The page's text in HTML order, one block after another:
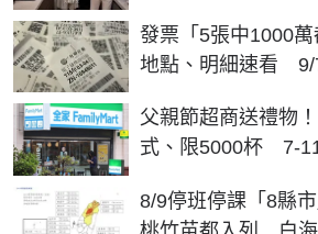
發票「5張中1000
地點、明細速看 9/
父親節超商送禮物
式、限5000杯 7-
8/9停班停課「8縣